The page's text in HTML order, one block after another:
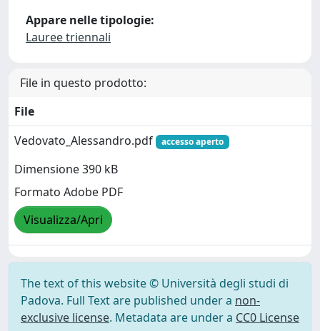
Appare nelle tipologie:
Lauree triennali
File in questo prodotto:
File
Vedovato_Alessandro.pdf
accesso aperto
Dimensione 390 kB
Formato Adobe PDF
Visualizza/Apri
The text of this website © Università degli studi di
Padova. Full Text are published under a non-
exclusive license. Metadata are under a CC0 License